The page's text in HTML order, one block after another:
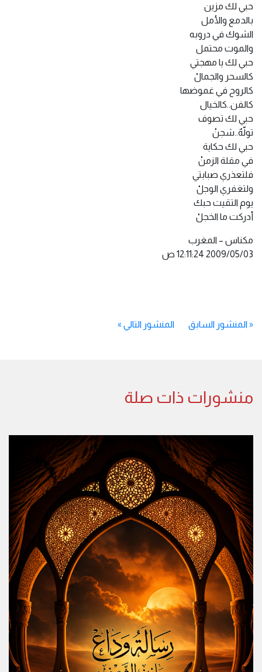
حبي لك مزين
بالدمع والأمل
الشوك في دروبه
والموت محتمل
حبي لك يا مهجتي
كالسحر والجمالْ
كالروح في غموضها
كالفن..كالخيال
حبي لك تصوف
تولّهٌ..شجنْ
حبي لك حكاية
في مقلة الزمنْ
فلتعذري صبابتي
ولتغفري الوجلْ
يوم التقيت حبك
أدركت ما الخجلْ
مكناس – المغرب
«المنشور السابق المنشور التالي »
منشورات ذات صلة